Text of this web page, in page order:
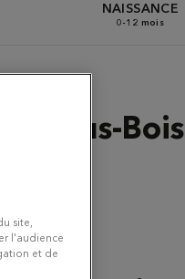
NAISSANCE
0-12 mois
sous-Bois
site,
l'audience
et de